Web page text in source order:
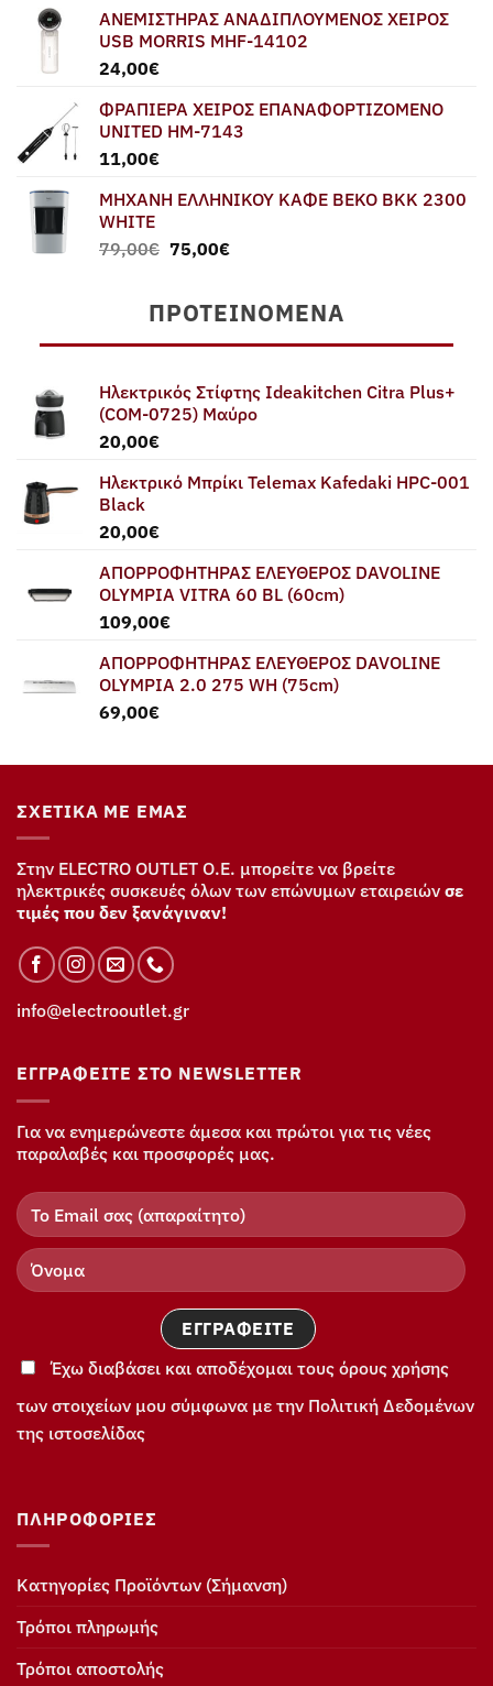
ΑΝΕΜΙΣΤΗΡΑΣ ΑΝΑΔΙΠΛΟΥΜΕΝΟΣ ΧΕΙΡΟΣ
USB MORRIS MHF-14102
24,00€
ΦΡΑΠΙΕΡΑ ΧΕΙΡΟΣ ΕΠΑΝΑΦΟΡΤΙΖΟΜΕΝΟ
UNITED HM-7143
11,00€
ΜΗΧΑΝΗ ΕΛΛΗΝΙΚΟΥ ΚΑΦΕ BEKO BKK 2300
WHITE
79,00€ Original
79,00€.
75,00€Η
είναι:
75,00€.
ΠΡΟΤΕΙΝΌΜΕΝΑ
Ηλεκτρικός Στίφτης Ideakitchen Citra Plus+
(COM-0725) Μαύρο
20,00€
Ηλεκτρικό Μπρίκι Telemax Kafedaki HPC-001
Black
20,00€
ΑΠΟΡΡΟΦΗΤΗΡΑΣ ΕΛΕΥΘΕΡΟΣ DAVOLINE
OLYMPIA VITRA 60 BL (60cm)
109,00€
ΑΠΟΡΡΟΦΗΤΗΡΑΣ ΕΛΕΥΘΕΡΟΣ DAVOLINE
OLYMPIA 2.0 275 WH (75cm)
69,00€
ΣΧΕΤΙΚΆ ΜΕ ΕΜΆΣ
Στην ELECTRO OUTLET Ο.Ε. μπορείτε να βρείτε
ηλεκτρικές συσκευές όλων των επώνυμων εταιρειών σε
τιμές που δεν ξανάγιναν!
info@electrooutlet.gr
ΕΓΓΡΑΦΕΊΤΕ ΣΤΟ NEWSLETTER
Για να ενημερώνεστε άμεσα και πρώτοι για τις νέες
παραλαβές και προσφορές μας.
Έχω διαβάσει και αποδέχομαι τους όρους χρήσης
των στοιχείων μου σύμφωνα με την Πολιτική Δεδομένων
της ιστοσελίδας
ΠΛΗΡΟΦΟΡΊΕΣ
Κατηγορίες Προϊόντων (Σήμανση)
Τρόποι πληρωμής
Τρόποι αποστολής